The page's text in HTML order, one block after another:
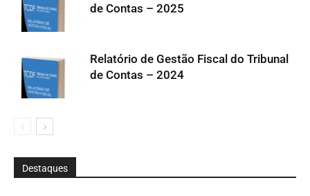
de Contas – 2025
Relatório de Gestão Fiscal do Tribunal
de Contas – 2024
Destaques